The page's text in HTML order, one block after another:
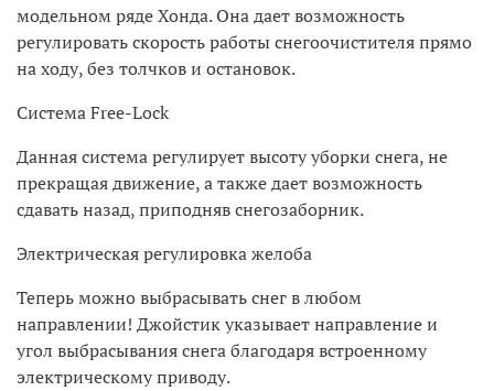
модельном ряде Хонда. Она дает возможность
регулировать скорость работы снегоочистителя прямо
на ходу, без толчков и остановок.
Система Free-Lock
Данная система регулирует высоту уборки снега, не
прекращая движение, а также дает возможность
сдавать назад, приподняв снегозаборник.
Электрическая регулировка желоба
Теперь можно выбрасывать снег в любом
направлении! Джойстик указывает направление и
угол выбрасывания снега благодаря встроенному
электрическому приводу.